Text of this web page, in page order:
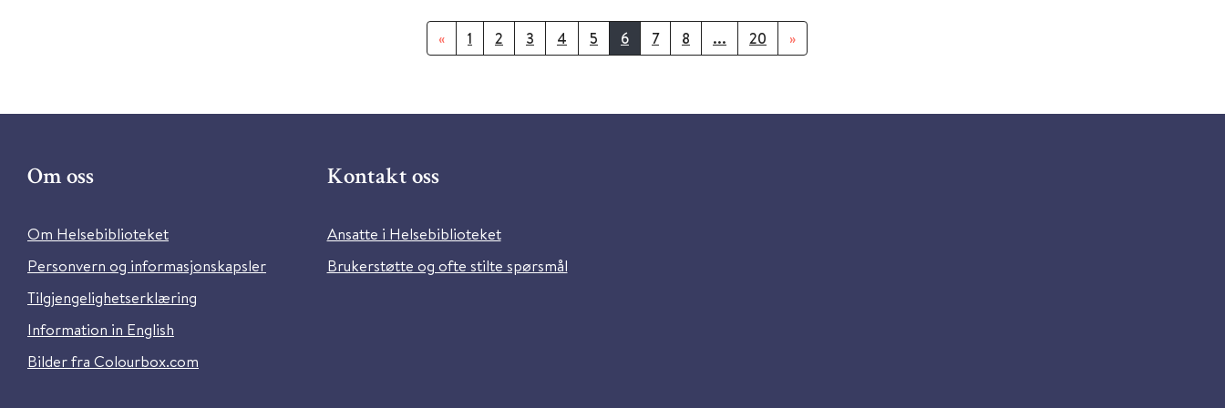
« 1 2 3 4 5 6 7 8 ... 20 »
Om oss
Om Helsebiblioteket
Personvern og informasjonskapsler
Tilgjengelighetserklæring
Information in English
Bilder fra Colourbox.com
Kontakt oss
Ansatte i Helsebiblioteket
Brukerstøtte og ofte stilte spørsmål